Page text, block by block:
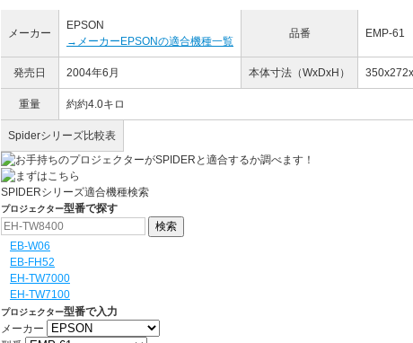
メーカー
EPSON
→メーカーEPSONの適合機種一覧
品番 EMP-61
発売日 2004年6月 本体寸法 （WxDxH）
重量 約約4.0キロ
Spiderシリーズ比較表
SPIDERシリーズ適合機種検索
プロジェクター型番で探す
EB-W06
EB-FH52
EH-TW7000
EH-TW7100
プロジェクター型番で入力
メーカー